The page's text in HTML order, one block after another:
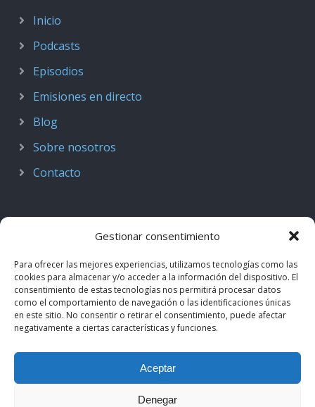
Gestionar consentimiento
Para ofrecer las mejores experiencias, utilizamos tecnologías como las
cookies para almacenar y/o acceder a la información del dispositivo. El
consentimiento de estas tecnologías nos permitirá procesar datos
como el comportamiento de navegación o las identificaciones únicas
en este sitio. No consentir o retirar el consentimiento, puede afectar
negativamente a ciertas características y funciones.
Aceptar
Denegar
Inicio
Podcasts
Episodios
Emisiones en directo
Blog
Sobre nosotros
Contacto
Podcast de Medicina · by casiMedicos
Radio casiMedicos
. Los contenidos pertenecen a sus